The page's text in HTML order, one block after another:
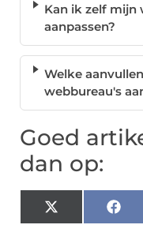
Kan ik zelf mijn
aanpassen?
Welke
webbureau's
Goed
dan op:
X
(Twitter)